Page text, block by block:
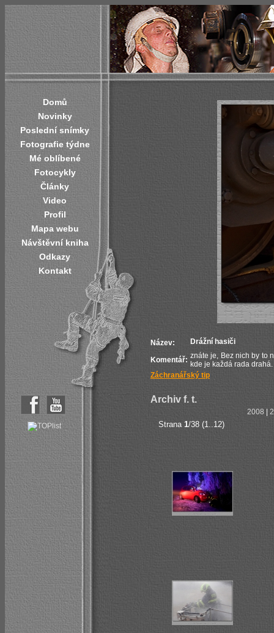
Domů
Novinky
Poslední snímky
Fotografie týdne
Mé oblíbené
Fotocykly
Články
Video
Profil
Mapa webu
Návštěvní kniha
Odkazy
Kontakt
Název: Drážní hasiči
Komentář: znáte je, Bez nich by to
kde je každá rada
Záchranářský tip
Archiv f. t.
2008
Strana 1/38 (1..12)